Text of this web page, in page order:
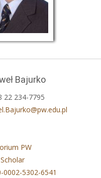
Bajurko
22 234-7795
PW
0002-5302-6541